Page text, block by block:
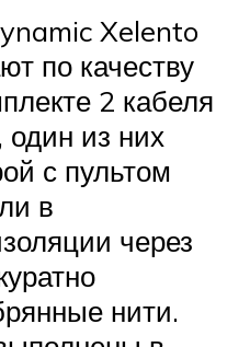
Xelento
по качеству
2 кабеля
из них
с пультом
в
через
нити.